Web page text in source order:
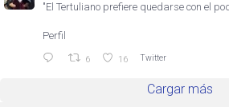
"El Tertuliano prefiere quedarse con el
Perfil
6 16 Twitter
Cargar más